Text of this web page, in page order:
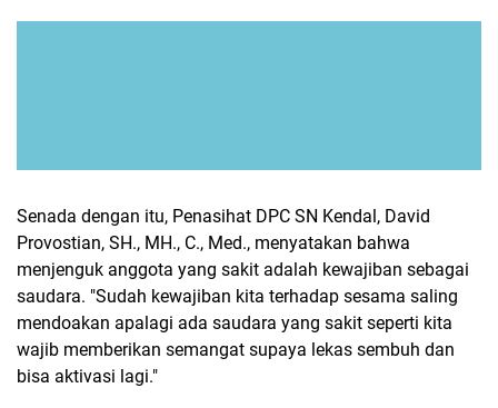
Senada dengan itu, Penasihat DPC SN Kendal, David
Provostian, SH., MH., C., Med., menyatakan bahwa
menjenguk anggota yang sakit adalah kewajiban sebagai
saudara. "Sudah kewajiban kita terhadap sesama saling
mendoakan apalagi ada saudara yang sakit seperti kita
wajib memberikan semangat supaya lekas sembuh dan
bisa aktivasi lagi."